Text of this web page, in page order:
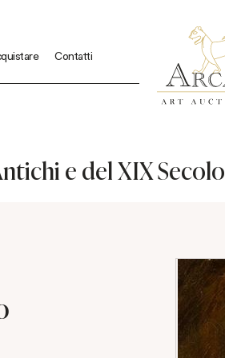
Contatti
e del XIX Secolo